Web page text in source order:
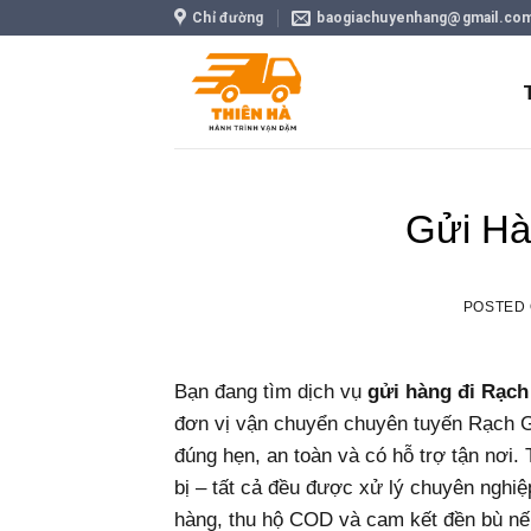
Chỉ đường
Gửi
Bạn đang tìm dịch vụ gửi hàng đi
đơn vị vận chuyển chuyên tuyến Rạch
đúng hẹn, an toàn và có hỗ trợ tận nơi.
bị – tất cả đều được xử lý chuyên
hàng, thu hộ COD và cam kết đền bù